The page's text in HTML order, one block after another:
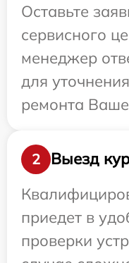
Оставьте
сервисного
менеджер
для
ремонта
2
Выезд
приедет в
проверки